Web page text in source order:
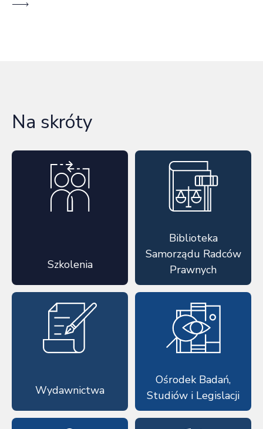
Na skróty
Szkolenia
Biblioteka
Samorządu Radców
Prawnych
Wydawnictwa
Ośrodek Badań,
Studiów i Legislacji